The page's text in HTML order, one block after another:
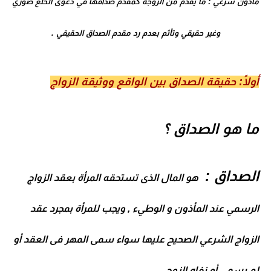
وغير حقيقي وتأثم بعدم رد مقدم الصداق الحقيقي .
أولًا: حقيقة الصداق بين الواقع ووثيقة الزواج
ما هو الصداق ؟
الصداق : هو المال الذى تستحقه المرأة بعقد الزواج
الرسمي عند المأذون و الوطيء , ويجب للمرأة بمجرد عقد
الزواج الشرعي الصحيح عليها سواء سمى المهر فى العقد أو